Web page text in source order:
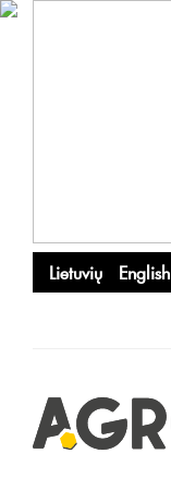
Lietuvių English